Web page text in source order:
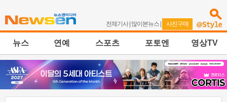
전체기사| 많이본뉴스 | 사진구매
뉴스 연예 스포츠 포토엔 영상TV